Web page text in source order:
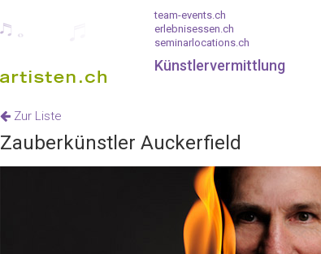
team-events.ch
erlebnisessen.ch
seminarlocations.ch
Künstlervermittlung
Zur Liste
Zauberkünstler Auckerfield